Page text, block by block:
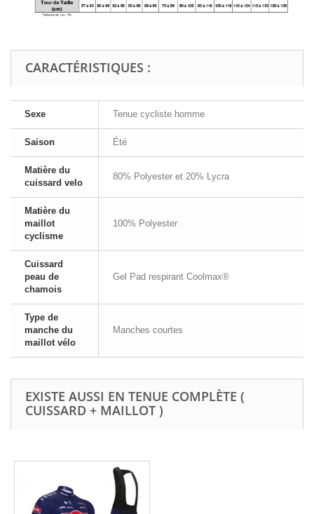
CARACTÉRISTIQUES :
Sexe Tenue cycliste homme
Saison Été
Matière du
cuissard velo
80% Polyester et 20% Lycra
Matière du
maillot
cyclisme
100% Polyester
Cuissard
peau de
chamois
Gel Pad respirant Coolmax®
Type de
manche du
maillot vélo
Manches courtes
EXISTE AUSSI EN TENUE COMPLÈTE (
CUISSARD + MAILLOT )